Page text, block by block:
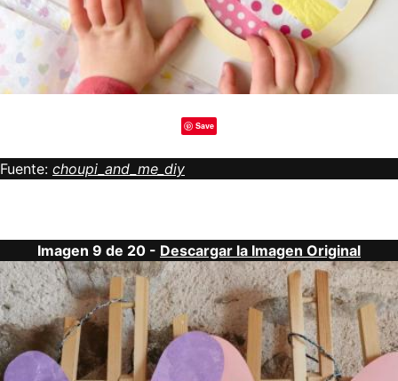
Save
Fuente: choupi_and_me_diy
Imagen 9 de 20 - Descargar la Imagen Original